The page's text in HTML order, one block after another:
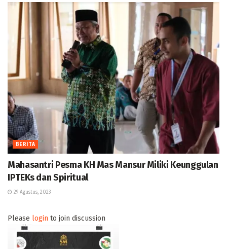
BERITA
Mahasantri Pesma KH Mas Mansur Miliki Keunggulan
IPTEKs dan Spiritual
29 Agustus, 2023
Please login to join discussion